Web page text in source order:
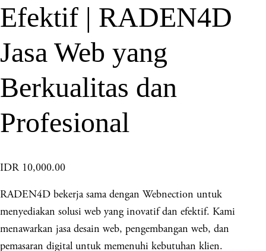
Efektif | RADEN4D
Jasa Web yang
Berkualitas dan
Profesional
IDR 10,000.00
RADEN4D bekerja sama dengan Webnection untuk
menyediakan solusi web yang inovatif dan efektif. Kami
menawarkan jasa desain web, pengembangan web, dan
pemasaran digital untuk memenuhi kebutuhan klien.